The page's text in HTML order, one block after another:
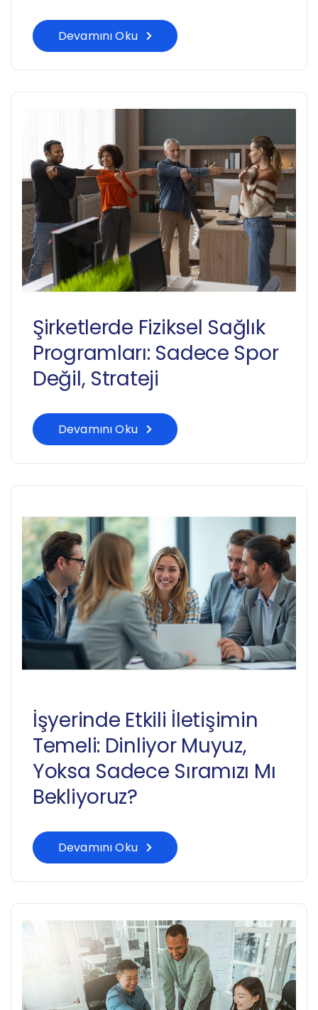
Devamını Oku
Şirketlerde Fiziksel Sağlık
Programları: Sadece Spor
Değil, Strateji
Devamını Oku
İşyerinde Etkili İletişimin
Temeli: Dinliyor Muyuz,
Yoksa Sadece Sıramızı Mı
Bekliyoruz?
Devamını Oku